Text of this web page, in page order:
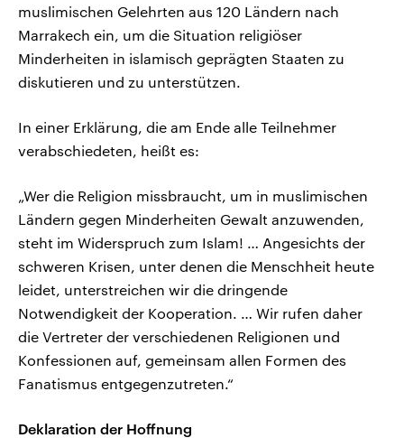
muslimischen Gelehrten aus 120 Ländern nach
Marrakech ein, um die Situation religiöser
Minderheiten in islamisch geprägten Staaten zu
diskutieren und zu unterstützen.
In einer Erklärung, die am Ende alle Teilnehmer
verabschiedeten, heißt es:
„Wer die Religion missbraucht, um in muslimischen
Ländern gegen Minderheiten Gewalt anzuwenden,
steht im Widerspruch zum Islam! … Angesichts der
schweren Krisen, unter denen die Menschheit heute
leidet, unterstreichen wir die dringende
Notwendigkeit der Kooperation. … Wir rufen daher
die Vertreter der verschiedenen Religionen und
Konfessionen auf, gemeinsam allen Formen des
Fanatismus entgegenzutreten.“
Deklaration der Hoffnung